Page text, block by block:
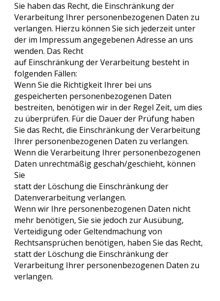
Sie haben das Recht, die Einschränkung der
Verarbeitung Ihrer personenbezogenen Daten zu
verlangen. Hierzu können Sie sich jederzeit unter
der im Impressum angegebenen Adresse an uns
wenden. Das Recht
auf Einschränkung der Verarbeitung besteht in
folgenden Fällen:
Wenn Sie die Richtigkeit Ihrer bei uns
gespeicherten personenbezogenen Daten
bestreiten, benötigen wir in der Regel Zeit, um dies
zu überprüfen. Für die Dauer der Prüfung haben
Sie das Recht, die Einschränkung der Verarbeitung
Ihrer personenbezogenen Daten zu verlangen.
Wenn die Verarbeitung Ihrer personenbezogenen
Daten unrechtmäßig geschah/geschieht, können
Sie
statt der Löschung die Einschränkung der
Datenverarbeitung verlangen.
Wenn wir Ihre personenbezogenen Daten nicht
mehr benötigen, Sie sie jedoch zur Ausübung,
Verteidigung oder Geltendmachung von
Rechtsansprüchen benötigen, haben Sie das Recht,
statt der Löschung die Einschränkung der
Verarbeitung Ihrer personenbezogenen Daten zu
verlangen.